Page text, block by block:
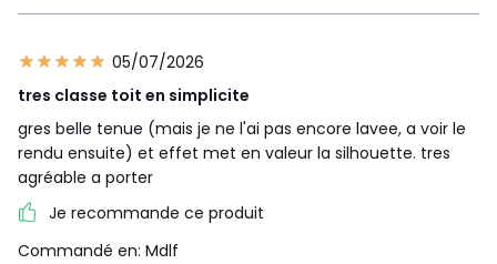
05/07/2026
tres classe toit en simplicite
gres belle tenue (mais je ne l'ai pas encore lavee, a voir le
rendu ensuite) et effet met en valeur la silhouette. tres
agréable a porter
Je recommande ce produit
Commandé en: Mdlf